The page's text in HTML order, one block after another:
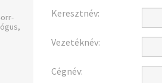
Keresztnév:
Vezetéknév:
Cégnév: